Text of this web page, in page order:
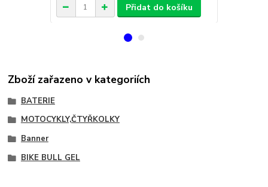
Přidat do košíku
Zboží zařazeno v kategoriích
BATERIE
MOTOCYKLY,ČTYŘKOLKY
Banner
BIKE BULL GEL